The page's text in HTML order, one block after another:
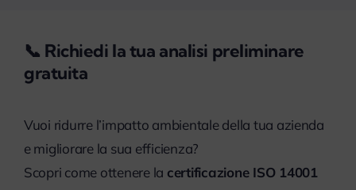
📞 Richiedi la tua analisi preliminare
gratuita
Vuoi ridurre l’impatto ambientale della tua azienda
e migliorare la sua efficienza?
Scopri come ottenere la certificazione ISO 14001